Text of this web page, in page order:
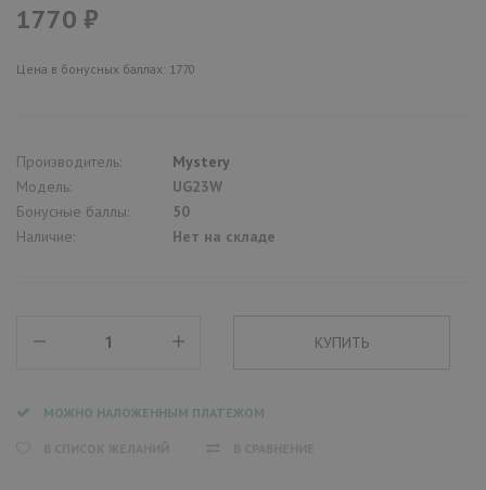
1770 ₽
Цена в бонусных баллах: 1770
Производитель:
Mystery
Модель:
UG23W
Бонусные баллы:
50
Наличие:
Нет на складе
МОЖНО НАЛОЖЕННЫМ ПЛАТЕЖОМ